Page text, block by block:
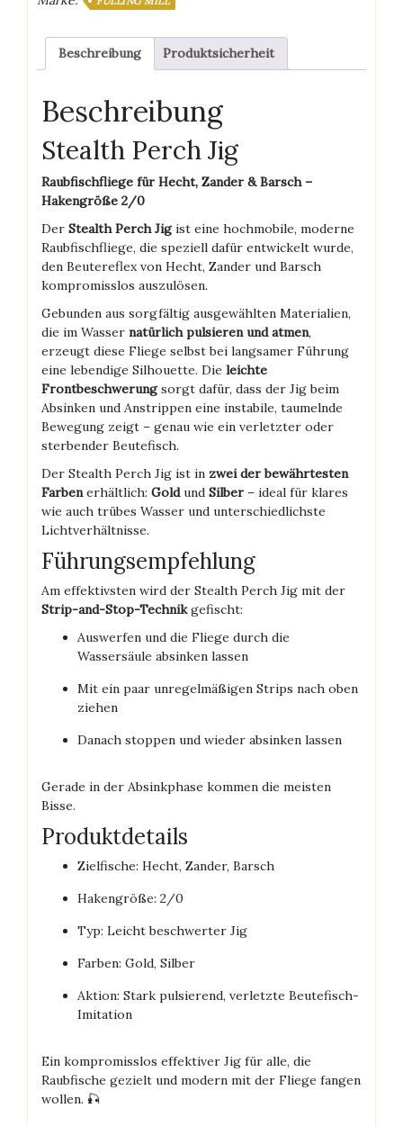
Beschreibung Produktsicherheit
Beschreibung
Stealth Perch Jig
Raubfischfliege für Hecht, Zander & Barsch –
Hakengröße 2/0
Der Stealth Perch Jigist eine hochmobile, moderne
Raubfischfliege, die speziell dafür entwickelt wurde,
den Beutereflex von Hecht, Zander und Barsch
kompromisslos auszulösen.
Gebunden aus sorgfältig ausgewählten Materialien,
die im Wasser natürlich pulsieren und atmen,
erzeugt diese Fliege selbst bei langsamer Führung
eine lebendige Silhouette. Die leichte
Frontbeschwerungsorgt dafür, dass der Jig beim
Absinken und Anstrippen eine instabile, taumelnde
Bewegung zeigt – genau wie ein verletzter oder
sterbender Beutefisch.
Der Stealth Perch Jig ist in zwei der bewährtesten
Farbenerhältlich: Goldund Silber – ideal für klares
wie auch trübes Wasser und unterschiedlichste
Lichtverhältnisse.
Führungsempfehlung
Am effektivsten wird der Stealth Perch Jig mit der
Strip-and-Stop-Technikgefischt:
Auswerfen und die Fliege durch die
Wassersäule absinken lassen
Mit ein paar unregelmäßigen Strips nach oben
ziehen
Danach stoppen und wieder absinken lassen
Gerade in der Absinkphase kommen die meisten
Bisse.
Produktdetails
Zielfische: Hecht, Zander, Barsch
Hakengröße: 2/0
Typ: Leicht beschwerter Jig
Farben: Gold, Silber
Aktion: Stark pulsierend, verletzte Beutefisch-
Imitation
Ein kompromisslos effektiver Jig für alle, die
Raubfische gezielt und modern mit der Fliege fangen
wollen. 🎣